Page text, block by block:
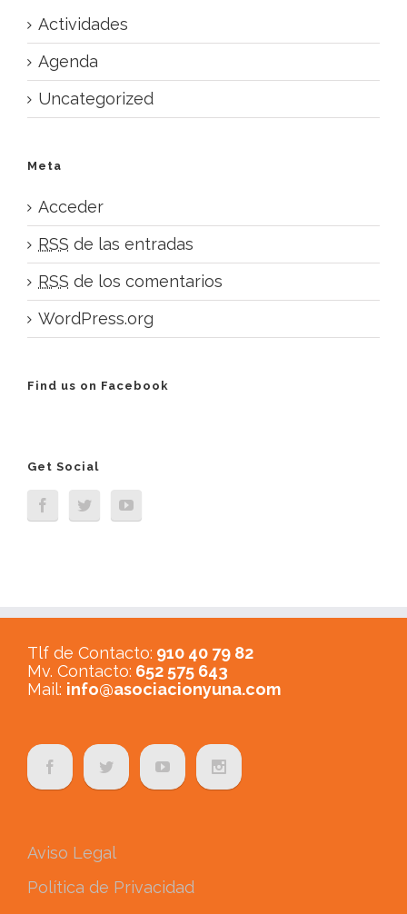
Actividades
Agenda
Uncategorized
Meta
Acceder
RSS de las entradas
RSS de los comentarios
WordPress.org
Find us on Facebook
Get Social
Tlf de Contacto: 910 40 79 82
Mv. Contacto: 652 575 643
Mail: info@asociacionyuna.com
Aviso Legal
Política de Privacidad